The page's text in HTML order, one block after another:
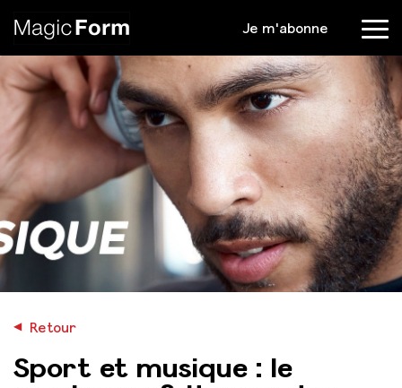
Je m'abonne Menu
◀︎ Retour
Sport et musique : le